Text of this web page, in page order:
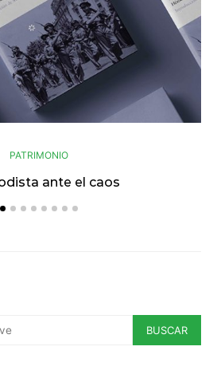
PATRIMONIO
ante el caos
BUSCAR